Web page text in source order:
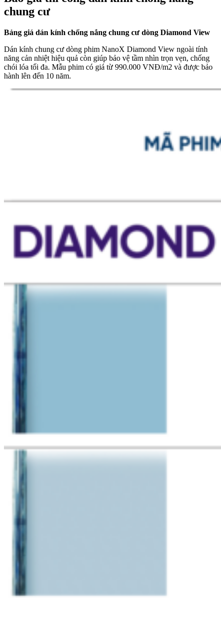
chung cư
Bảng giá dán kính chống nắng chung cư dòng Diamond View
Dán kính chung cư dòng phim NanoX Diamond View ngoài tính
năng cản nhiệt hiệu quả còn giúp bảo vệ tầm nhìn trọn vẹn, chống
chói lóa tối đa. Mẫu phim có giá từ 990.000 VNĐ/m2 và được bảo
hành lên đến 10 năm.